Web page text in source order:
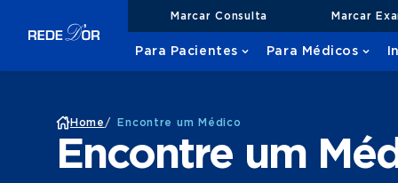
Marcar Consulta Marcar
Para Pacientes Para Médicos
Home / Encontre um Médico
Encontre um